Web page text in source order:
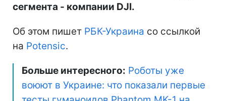
сегмента - компании DJI.
Об этом пишет РБК-Украина со ссылкой
на Potensic.
Больше интересного: Роботы уже
воюют в Украине: что показали первые